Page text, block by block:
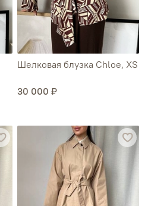
Шелковая блузка Chloe, XS
30 000 ₽